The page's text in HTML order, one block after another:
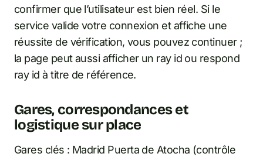
confirmer que l’utilisateur est bien réel. Si le
service valide votre connexion et affiche une
réussite de vérification, vous pouvez continuer ;
la page peut aussi afficher un ray id ou respond
ray id à titre de référence.
Gares, correspondances et
logistique sur place
Gares clés : Madrid Puerta de Atocha (contrôle